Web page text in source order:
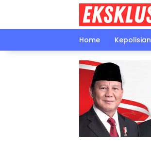
Home
Kepolisian